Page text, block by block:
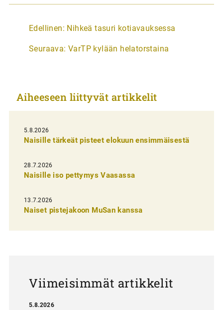
A
t
k
e
l
i
e
n
e
Edellinen: Nihkeä tasuri kotiavauksessa
Seuraava: VarTP kylään helatorstaina
Aiheeseen liittyvät artikkelit
5.8.2026
Naisille tärkeät pisteet elokuun ensimmäisestä
28.7.2026
Naisille iso pettymys Vaasassa
13.7.2026
Naiset pistejakoon MuSan kanssa
Viimeisimmät artikkelit
5.8.2026